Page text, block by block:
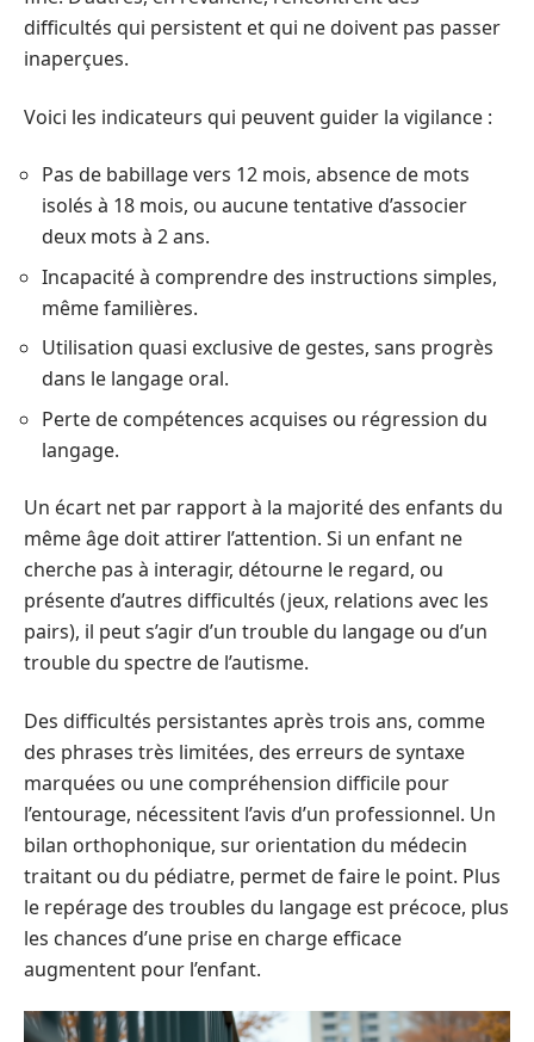
difficultés qui persistent et qui ne doivent pas passer
inaperçues.
Voici les indicateurs qui peuvent guider la vigilance :
Pas de babillage vers 12 mois, absence de mots
isolés à 18 mois, ou aucune tentative d’associer
deux mots à 2 ans.
Incapacité à comprendre des instructions simples,
même familières.
Utilisation quasi exclusive de gestes, sans progrès
dans le langage oral.
Perte de compétences acquises ou régression du
langage.
Un écart net par rapport à la majorité des enfants du
même âge doit attirer l’attention. Si un enfant ne
cherche pas à interagir, détourne le regard, ou
présente d’autres difficultés (jeux, relations avec les
pairs), il peut s’agir d’un trouble du langage ou d’un
trouble du spectre de l’autisme.
Des difficultés persistantes après trois ans, comme
des phrases très limitées, des erreurs de syntaxe
marquées ou une compréhension difficile pour
l’entourage, nécessitent l’avis d’un professionnel. Un
bilan orthophonique, sur orientation du médecin
traitant ou du pédiatre, permet de faire le point. Plus
le repérage des troubles du langage est précoce, plus
les chances d’une prise en charge efficace
augmentent pour l’enfant.